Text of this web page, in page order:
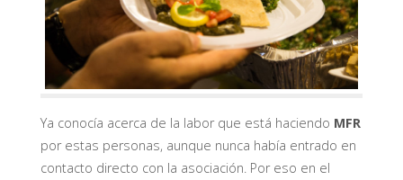
Ya conocía acerca de la labor que está haciendo MFR
por estas personas, aunque nunca había entrado en
contacto directo con la asociación. Por eso en el